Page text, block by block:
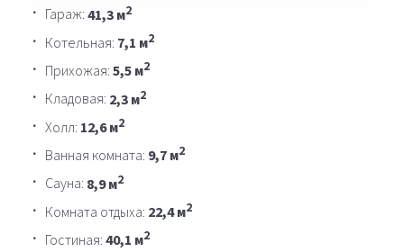
Гараж:41,3 м2
Котельная: 7,1 м2
Прихожая:5,5 м2
Кладовая: 2,3 м2
Холл: 12,6 м2
Ванная комната: 9,7 м2
Сауна: 8,9 м2
Комната отдыха: 22,4 м2
Гостиная:40,1 м2